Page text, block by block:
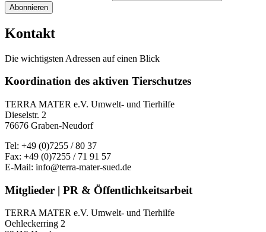
Abonnieren
Kontakt
Die wichtigsten Adressen auf einen Blick
Koordination des aktiven Tierschutzes
TERRA MATER e.V. Umwelt- und Tierhilfe
Dieselstr. 2
76676 Graben-Neudorf
Tel: +49 (0)7255 / 80 37
Fax: +49 (0)7255 / 71 91 57
E-Mail: info@terra-mater-sued.de
Mitglieder | PR & Öffentlichkeitsarbeit
TERRA MATER e.V. Umwelt- und Tierhilfe
Oehleckerring 2